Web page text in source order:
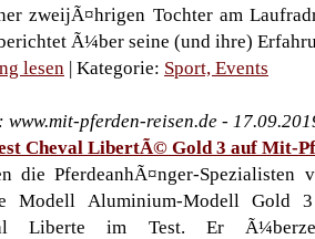
zweijÃ¤hrigen Tochter am
Ã¼ber seine (und ihre)
lesen | Kategorie: Sport, Events
www.mit-pferden-reisen.de -
Cheval LibertÃ© Gold 3 auf Mit-
die PferdeanhÃ¤nger-Spezialisten
Modell Aluminium-Modell Gold
Liberte im Test. Er